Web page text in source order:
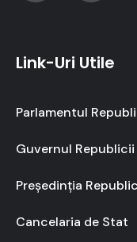
Link-Uri Utile
Parlamentul
Guvernul
Președinția
Cancelaria de Stat